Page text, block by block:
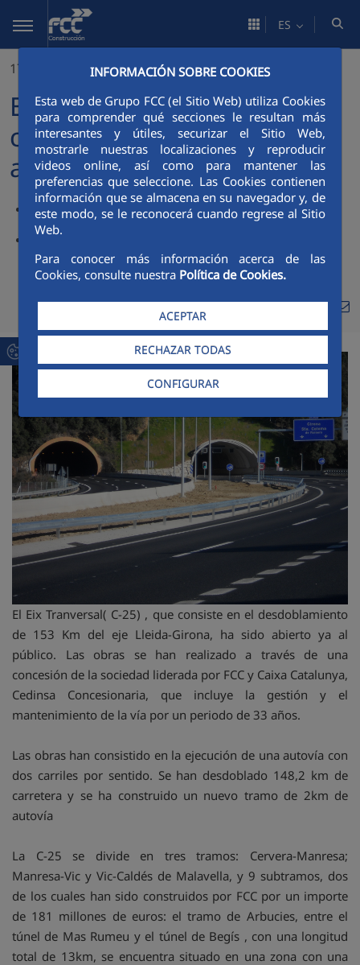
Saltar al contenido principal
INFORMACIÓN SOBRE COOKIES
Esta web de Grupo FCC (el Sitio Web) utiliza Cookies
para comprender qué secciones le resultan más
interesantes y útiles, securizar el Sitio Web,
mostrarle nuestras localizaciones y reproducir
videos online, así como para mantener las
preferencias que seleccione. Las Cookies contienen
información que se almacena en su navegador y, de
este modo, se le reconocerá cuando regrese al Sitio
Web.
Para conocer más información acerca de las
Cookies, consulte nuestra Política de Cookies.
ACEPTAR
RECHAZAR TODAS
CONFIGURAR
ES
17/01/2013
El Eix Transversal,
construido por FCC, se abre
al público
Se trata de la mayor autopista de España, en peaje a la
sombra
La compañía de Servicios Ciudadanos ha construido dos
subtramos de los nueve que componen la autovía
Compartir en
Compartir en
Compartir en
RSS
El Eix Tranversal( C-25) , que consiste en el desdoblamiento
de 153 Km del eje Lleida-Girona, ha sido abierto ya al
público. Las obras se han realizado a través de una
concesión de la sociedad liderada por FCC y Caixa Catalunya,
Cedinsa Concesionaria, que incluye la gestión y el
mantenimiento de la vía por un periodo de 33 años.
Las obras han consistido en la ejecución de una autovía con
dos carriles por sentido. Se han desdoblado 148,2 km de
carretera y se ha construido un nuevo tramo de 2km de
autovía
La C-25 se divide en tres tramos: Cervera-Manresa;
Manresa-Vic y Vic-Caldés de Malavella, y 9 subtramos, dos
de los cuales han sido construidos por FCC por un importe
de 181 millones de euros: el tramo de Arbucies, entre el
túnel de Mas Rumeu y el túnel de Begís , con una longitud
total de 13km, se encuentra situado en una zona con una